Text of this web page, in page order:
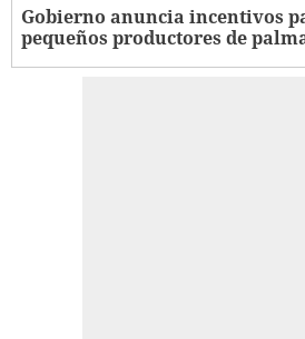
Gobierno anuncia incentivos
pequeños productores de